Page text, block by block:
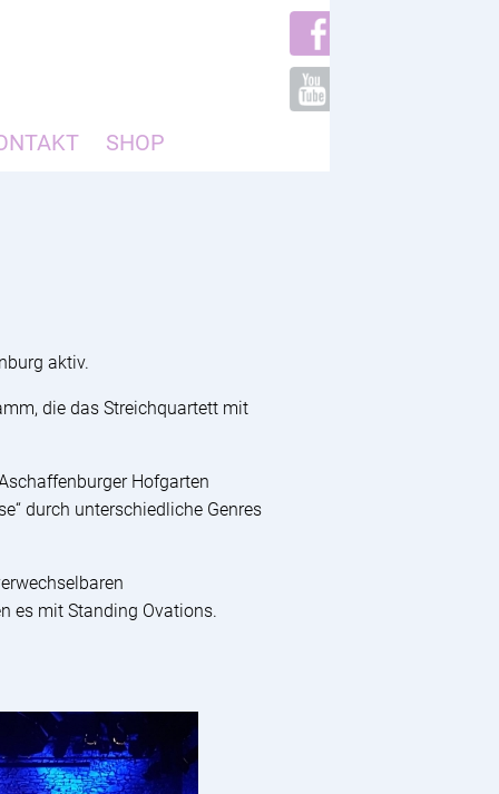
SHOP
aktiv.
die das Streichquartett mit
Hofgarten
durch unterschiedliche Genres
es mit Standing Ovations.